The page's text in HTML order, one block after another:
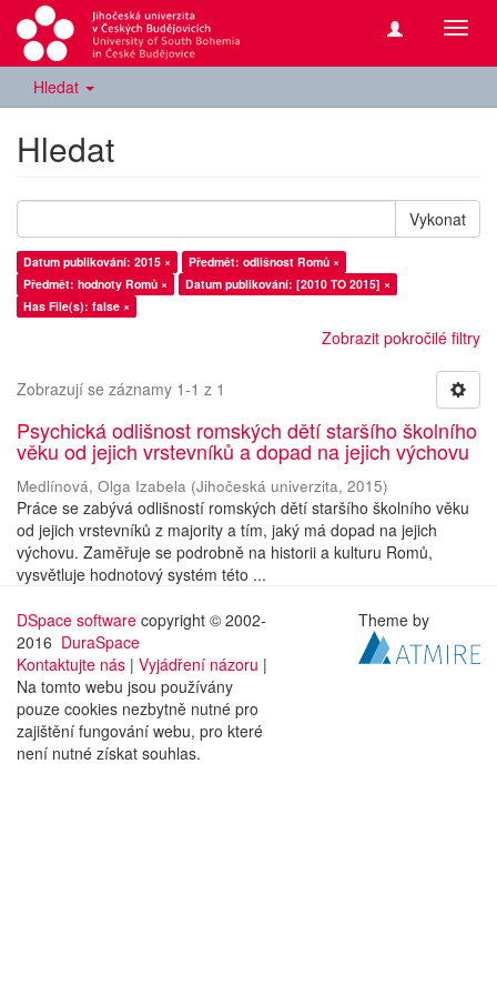
Hledat
Hledat
Vykonat
Datum publikování: 2015 ×
Předmět: odlišnost Romů ×
Předmět: hodnoty Romů ×
Datum publikování: [2010 TO 2015] ×
Has File(s): false ×
Zobrazit pokročilé filtry
Zobrazují se záznamy 1-1 z 1
Psychická odlišnost romských dětí staršího školního
věku od jejich vrstevníků a dopad na jejich výchovu
Medlínová, Olga Izabela (Jihočeská univerzita, 2015)
Práce se zabývá odlišností romských dětí staršího školního věku
od jejich vrstevníků z majority a tím, jaký má dopad na jejich
výchovu. Zaměřuje se podrobně na historii a kulturu Romů,
vysvětluje hodnotový systém této ...
DSpace software copyright © 2002-
2016 DuraSpace
Kontaktujte nás | Vyjádření názoru |
Na tomto webu jsou používány
pouze cookies nezbytně nutné pro
zajištění fungování webu, pro které
není nutné získat souhlas.
Theme by